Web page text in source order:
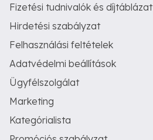
Fizetési tudnivalók és díjtáblázat
Hirdetési szabályzat
Felhasználási feltételek
Adatvédelmi beállítások
Ügyfélszolgálat
Marketing
Kategórialista